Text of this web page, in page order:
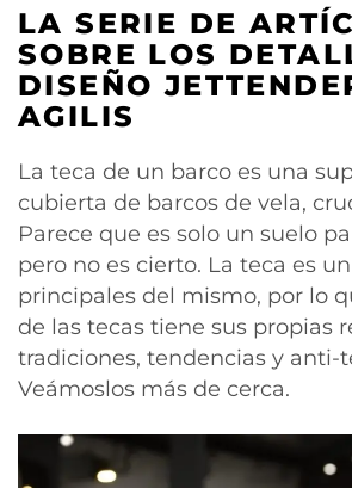
LA SERIE DE
SOBRE LOS
DISEÑO
AGILIS
La teca de un barco es una
cubierta de barcos de vela,
Parece que es solo un suelo
pero no es cierto. La teca es
principales del mismo, por lo
de las tecas tiene sus propias
tradiciones, tendencias y anti-
Veámoslos más de cerca.